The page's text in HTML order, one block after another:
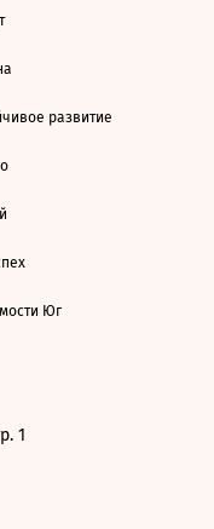
развитие
Юг
1